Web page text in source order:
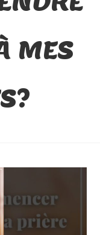
MES